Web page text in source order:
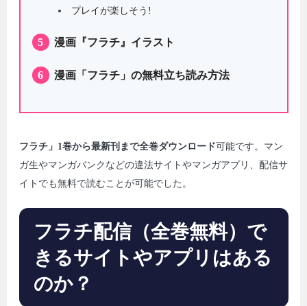
プレイが楽しそう!
5 漫画『フラチ』イラスト
6 漫画「フラチ」の無料立ち読み方法
フラチ」1巻から最新刊まで全巻ダウンロード可能です。マン
ガ生やマンガバンクなどの違法サイトやマンガアプリ、配信サ
イトでも無料で読むことが可能でした。
フラチ配信（全巻無料）で
きるサイトやアプリはある
のか？